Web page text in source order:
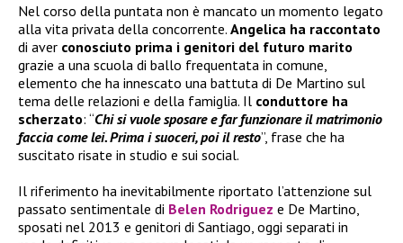
Nel corso della puntata non è mancato un momento legato
alla vita privata della concorrente. Angelica ha raccontato
di aver conosciuto prima i genitori del futuro marito
grazie a una scuola di ballo frequentata in comune,
elemento che ha innescato una battuta di De Martino sul
tema delle relazioni e della famiglia. Il conduttore ha
scherzato: “Chi si vuole sposare e far funzionare il matrimonio
faccia come lei. Prima i suoceri, poi il resto”, frase che ha
suscitato risate in studio e sui social.
Il riferimento ha inevitabilmente riportato l’attenzione sul
passato sentimentale di Belen Rodriguez e De Martino,
sposati nel 2013 e genitori di Santiago, oggi separati in